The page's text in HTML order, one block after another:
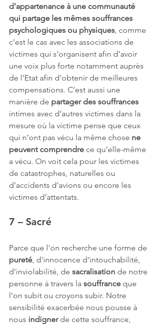
d’appartenance à une communauté
qui partage les mêmes souffrances
psychologiques ou physiques, comme
c’est le cas avec les associations de
victimes qui s’organisent afin d’avoir
une voix plus forte notamment auprès
de l’Etat afin d’obtenir de meilleures
compensations. C’est aussi une
manière de partager des souffrances
intimes avec d’autres victimes dans la
mesure où la victime pense que ceux
qui n’ont pas vécu la même chose ne
peuvent comprendre ce qu’elle-même
a vécu. On voit cela pour les victimes
de catastrophes, naturelles ou
d’accidents d’avions ou encore les
victimes d’attentats.
7 – Sacré
Parce que l'on recherche une forme de
pureté, d'innocence d'intouchabilité,
d'inviolabilité, de sacralisation de notre
personne à travers la souffrance que
l'on subit ou croyons subir. Notre
sensibilité exacerbée nous pousse à
nous indigner de cette souffrance,